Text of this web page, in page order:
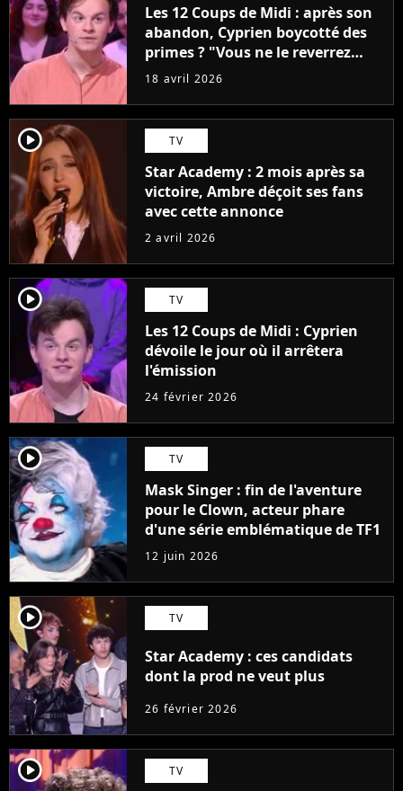
Les 12 Coups de Midi : après son
abandon, Cyprien boycotté des
primes ? "Vous ne le reverrez
plus"
18 avril 2026
player2 TV
Star Academy : 2 mois après sa
victoire, Ambre déçoit ses fans
avec cette annonce
2 avril 2026
player2 TV
Les 12 Coups de Midi : Cyprien
dévoile le jour où il arrêtera
l'émission
24 février 2026
player2 TV
Mask Singer : fin de l'aventure
pour le Clown, acteur phare
d'une série emblématique de TF1
12 juin 2026
player2 TV
Star Academy : ces candidats
dont la prod ne veut plus
26 février 2026
player2 TV